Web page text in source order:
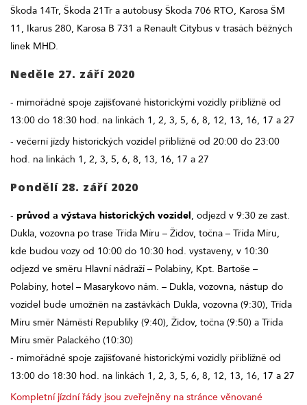
Škoda 14Tr, Škoda 21Tr a autobusy Škoda 706 RTO, Karosa ŠM
11, Ikarus 280, Karosa B 731 a Renault Citybus v trasách běžných
linek MHD.
Neděle 27. září 2020
- mimořádné spoje zajišťované historickými vozidly přibližně od
13:00 do 18:30 hod. na linkách 1, 2, 3, 5, 6, 8, 12, 13, 16, 17 a 27
- večerní jízdy historických vozidel přibližně od 20:00 do 23:00
hod. na linkách 1, 2, 3, 5, 6, 8, 13, 16, 17 a 27
Pondělí 28. září 2020
- průvod a výstava historických vozidel, odjezd v 9:30 ze zast.
Dukla, vozovna po trase Třída Míru – Židov, točna – Třída Míru,
kde budou vozy od 10:00 do 10:30 hod. vystaveny, v 10:30
odjezd ve směru Hlavní nádraží – Polabiny, Kpt. Bartoše –
Polabiny, hotel – Masarykovo nám. – Dukla, vozovna, nástup do
vozidel bude umožněn na zastávkách Dukla, vozovna (9:30), Třída
Míru směr Náměstí Republiky (9:40), Židov, točna (9:50) a Třída
Míru směr Palackého (10:30)
- mimořádné spoje zajišťované historickými vozidly přibližně od
13:00 do 18:30 hod. na linkách 1, 2, 3, 5, 6, 8, 12, 13, 16, 17 a 27
Kompletní jízdní řády jsou zveřejněny na stránce věnované